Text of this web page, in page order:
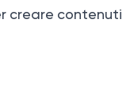
creare contenuti